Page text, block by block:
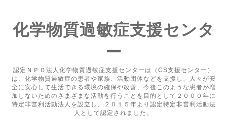
化学物質過敏症支援センタ
ー
認定ＮＰＯ法人化学物質過敏症支援センターは（CS支援センター）
は、化学物質過敏症の患者や家族、活動団体などを支援し、人々が安
全に安心して生活できる環境の確保や改善、今後このような患者が増
加しないためのさまざまな活動を行うことを目的として２０００年に
特定非営利活動法人を設立し、２０１５年より認定特定非営利活動法
人として認定されました。